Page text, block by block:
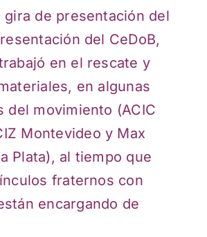
gira de presentación del
del CeDoB,
en el rescate y
en algunas
del movimiento (ACIC
Montevideo y Max
Plata), al tiempo que
fraternos con
encargando de